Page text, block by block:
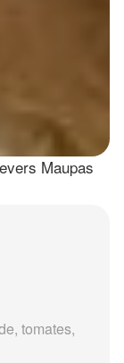
Maupas
tomates,